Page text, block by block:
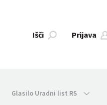
Išči Prijava
Glasilo Uradni list RS